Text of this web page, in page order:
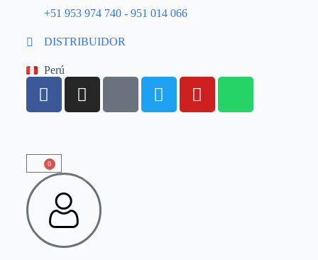
+51 953 974 740 - 951 014 066
DISTRIBUIDOR
Perú
0